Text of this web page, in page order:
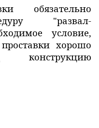
обязательно
"развал-
условие,
хорошо
конструкцию